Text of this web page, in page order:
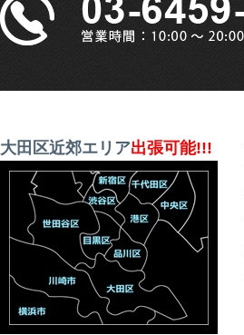
大田区近郊エリア出張可能!!!